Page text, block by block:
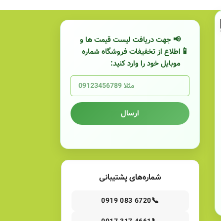
📢 جهت دریافت لیست قیمت ها و
اطلاع از تخفیفات فروشگاه شماره
موبایل خود را وارد کنید:
ارسال
شماره‌های پشتیبانی
📞
0919 083 6720